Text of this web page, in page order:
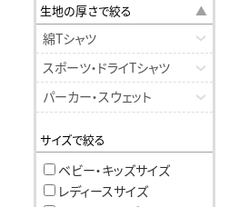
生地の厚さで絞る
綿Tシャツ
スポーツ・ドライTシャツ
パーカー・スウェット
サイズで絞る
ベビー・キッズサイズ
レディースサイズ